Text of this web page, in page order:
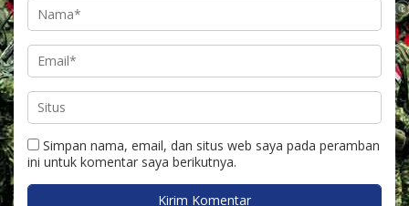
Simpan nama, email, dan situs web saya pada peramban
ini untuk komentar saya berikutnya.